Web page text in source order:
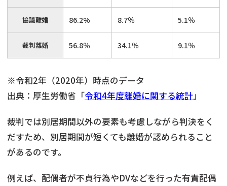
協議離婚 86.2% 8.7％ 5.1％
裁判離婚 56.8％ 34.1％ 9.1％
※令和2年（2020年）時点のデータ
出典：厚生労働省「令和4年度離婚に関する統計」
裁判では別居期間以外の要素も考慮しながら判決をく
だすため、別居期間が短くても離婚が認められること
があるのです。
例えば、配偶者が不貞行為やDVなどを行った有責配偶